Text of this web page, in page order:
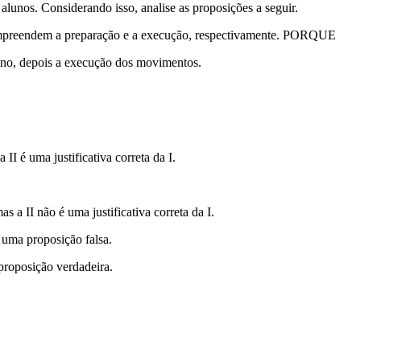
Considerando isso, analise as proposições a seguir.
a preparação e a execução, respectivamente. PORQUE
depois a execução dos movimentos.
II é uma justificativa correta da I.
a II não é uma justificativa correta da I.
proposição falsa.
verdadeira.